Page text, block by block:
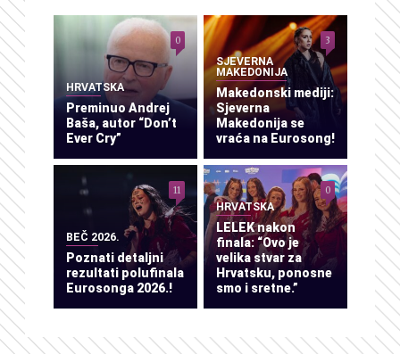
HRVATSKA
Preminuo Andrej
Baša, autor “Don’t
Ever Cry”
0
SJEVERNA
MAKEDONIJA
Makedonski mediji:
Sjeverna
Makedonija se
vraća na Eurosong!
3
BEČ 2026.
Poznati detaljni
rezultati polufinala
Eurosonga 2026.!
11
HRVATSKA
LELEK nakon
finala: “Ovo je
velika stvar za
Hrvatsku, ponosne
smo i sretne.”
0